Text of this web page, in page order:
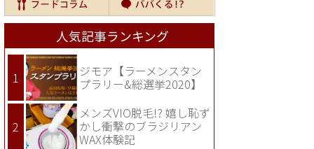
人気記事ランキング
ジモア【ラーメンスタン
プラリー&総選挙2020】
メンズVIO脱毛!? 嬉し恥ず
かし衝撃のブラジリアン
WAX体験記